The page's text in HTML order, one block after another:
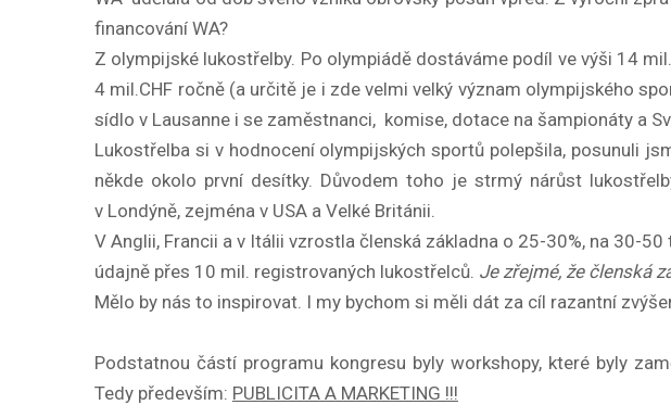
financování WA?
Z olympijské lukostřelby. Po olympiádě dostáváme podíl ve výši 14
4 mil.CHF ročně (a určitě je i zde velmi velký význam olympijského
sídlo v Lausanne i se zaměstnanci, komise, dotace na šampionáty a
Lukostřelba si v hodnocení olympijských sportů polepšila, posunuli
někde okolo první desítky. Důvodem toho je strmý nárůst
v Londýně, zejména v USA a Velké Británii.
V Anglii, Francii a v Itálii vzrostla členská základna o 25-30%, na 30-50
údajně přes 10 mil. registrovaných lukostřelců. Je zřejmé, že členská
Mělo by nás to inspirovat. I my bychom si měli dát za cíl razantní
Podstatnou částí programu kongresu byly workshopy, které byly
Tedy především: PUBLICITA A MARKETING !!!